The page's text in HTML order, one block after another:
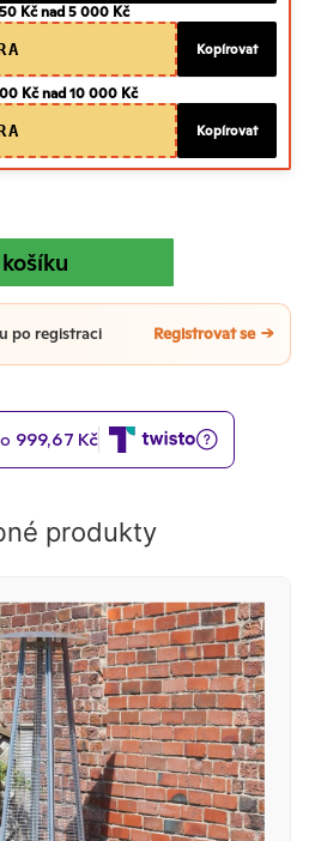
Kč nad 5 000 Kč
Kopírovat
Kč nad 10 000 Kč
Kopírovat
po registraci Registrovat se
produkty